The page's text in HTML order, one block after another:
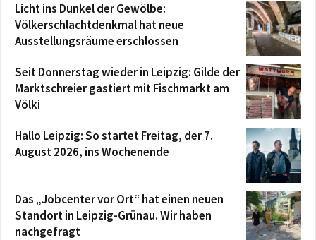
Licht ins Dunkel der Gewölbe:
Völkerschlachtdenkmal hat neue
Ausstellungsräume erschlossen
Seit Donnerstag wieder in Leipzig: Gilde der
Marktschreier gastiert mit Fischmarkt am
Völki
Hallo Leipzig: So startet Freitag, der 7.
August 2026, ins Wochenende
Das „Jobcenter vor Ort“ hat einen neuen
Standort in Leipzig-Grünau. Wir haben
nachgefragt